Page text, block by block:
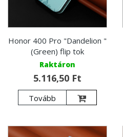
Honor 400 Pro "Dandelion "
(Green) flip tok
Raktáron
5.116,50 Ft
Tovább